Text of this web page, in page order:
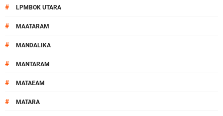
# LPMBOK UTARA
# MAATARAM
# MANDALIKA
# MANTARAM
# MATAEAM
# MATARA